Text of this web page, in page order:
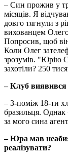
– Син прожив у
місяців. Я
довго тягнули з
вихованцем
Попросив, щоб він
Коли Олег
зрозумів. "Юрію
захотіли? 250
– Клуб виявився
– З-поміж 18-ти
бразильця. Однак
за мого сина
– Юра мав
реалізувати?